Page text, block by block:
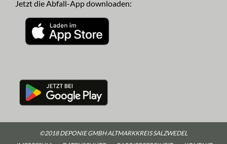
Jetzt die Abfall-App downloaden:
©2018 DEPONIE GMBH ALTMARKKREIS SALZWEDEL